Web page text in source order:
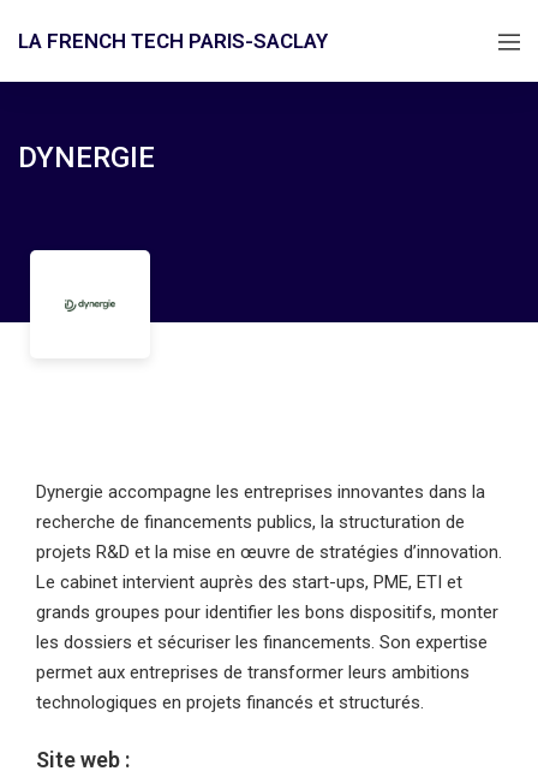
LA FRENCH TECH PARIS-SACLAY
DYNERGIE
Dynergie accompagne les entreprises innovantes dans la
recherche de financements publics, la structuration de
projets R&D et la mise en œuvre de stratégies d’innovation.
Le cabinet intervient auprès des start-ups, PME, ETI et
grands groupes pour identifier les bons dispositifs, monter
les dossiers et sécuriser les financements. Son expertise
permet aux entreprises de transformer leurs ambitions
technologiques en projets financés et structurés.
Site web :